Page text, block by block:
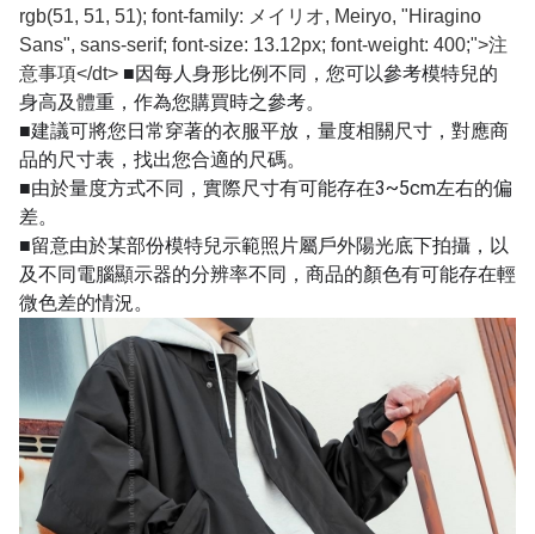
rgb(51, 51, 51); font-family: メイリオ, Meiryo, "Hiragino
Sans", sans-serif; font-size: 13.12px; font-weight: 400;">注
意事項</dt> ■因每人身形比例不同，您可以參考模特兒的
身高及體重，作為您購買時之參考。
■建議可將您日常穿著的衣服平放，量度相關尺寸，對應商
品的尺寸表，找出您合適的尺碼。
■由於量度方式不同，實際尺寸有可能存在3~5cm左右的偏
差。
■留意由於某部份模特兒示範照片屬戶外陽光底下拍攝，以
及不同電腦顯示器的分辨率不同，商品的顏色有可能存在輕
微色差的情況。